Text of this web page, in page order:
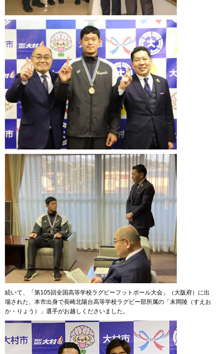
続いて、「第105回全国高等学校ラグビーフットボール大会」（大阪府）に出
場された、本市出身で長崎北陽台高等学校ラグビー部所属の「末岡陵（すえお
か・りょう）」選手がお越しくださいました。